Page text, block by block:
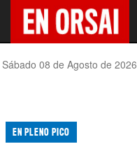
Sábado 08 de Agosto de 2026
EN PLENO PICO